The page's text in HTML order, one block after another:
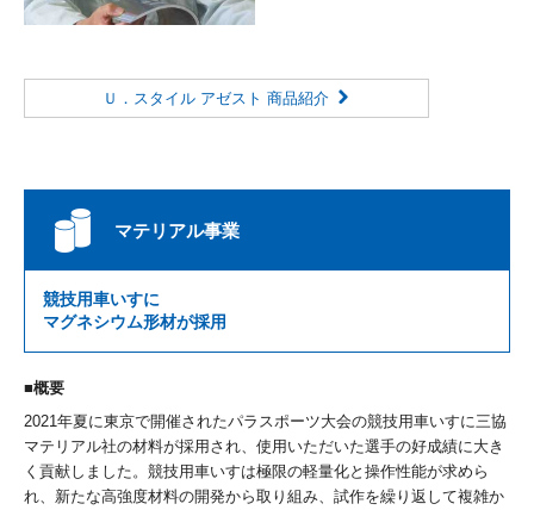
Ｕ．スタイル アゼスト 商品紹介
マテリアル事業
競技用車いすに
マグネシウム形材が採用
概要
2021年夏に東京で開催されたパラスポーツ大会の競技用車いすに三協
マテリアル社の材料が採用され、使用いただいた選手の好成績に大き
く貢献しました。競技用車いすは極限の軽量化と操作性能が求めら
れ、新たな高強度材料の開発から取り組み、試作を繰り返して複雑か